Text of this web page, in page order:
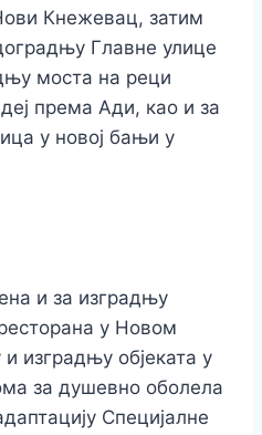
Кнежевац, затим
Главне улице
моста на реци
према Ади, као и за
у новој бањи у
и за изградњу
у Новом
изградњу објеката у
за душевно оболела
Специјалне